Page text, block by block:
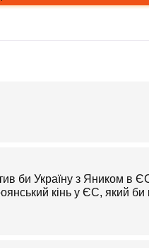
би Україну з Яником в
кінь у ЄС, який